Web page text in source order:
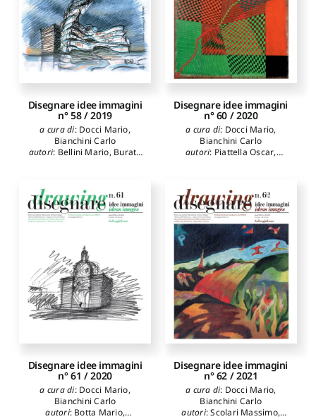
Disegnare idee immagini
n° 58 / 2019
a cura di: Docci Mario,
Bianchini Carlo
autori: Bellini Mario, Buratti
Antonella,Dameri Annalisa
Càndito Cristina,Ballester
Bordes María José ,Bosch
Disegnare idee immagini
n° 60 / 2020
a cura di: Docci Mario,
Bianchini Carlo
autori: Piattella Oscar,
Ivan
Manuela,Giannetti Stefano
Bianconi Fabio,Filippucci
Marco,Bartolomei
Cristiana
,Mazzoli Cecilia,
Sdegno Alberto,Riavis
Veronica,Innocenti Sereno
Disegnare idee immagini
n° 61 / 2020
a cura di: Docci Mario,
Bianchini Carlo
autori: Botta Mario,
Disegnare idee immagini
n° 62 / 2021
a cura di: Docci Mario,
Bianchini Carlo
autori:Scolari Massimo,